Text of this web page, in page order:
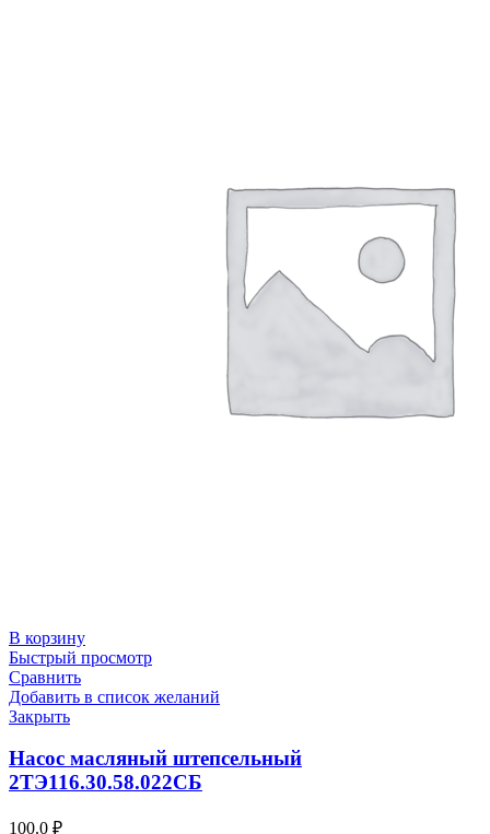
В корзину
Быстрый просмотр
Сравнить
Добавить в список желаний
Закрыть
Насос масляный штепсельный
2ТЭ116.30.58.022СБ
100.0 ₽